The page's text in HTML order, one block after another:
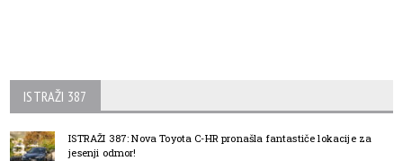
ISTRAŽI 387
ISTRAŽI 387: Nova Toyota C-HR pronašla fantastiče lokacije za
jesenji odmor!